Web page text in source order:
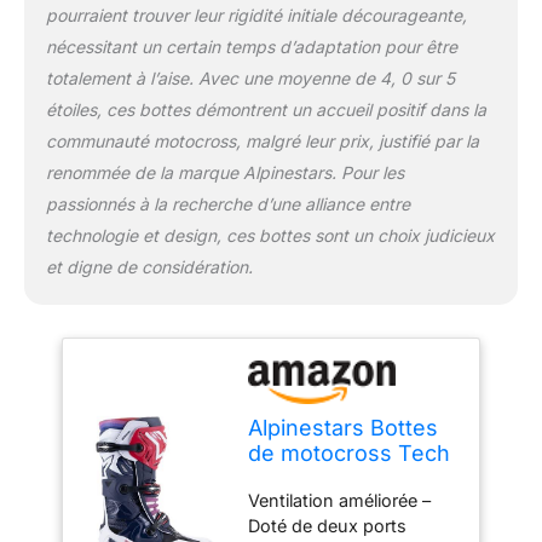
forgées à froid pour plus
résistance. Le système
de fermeture à boucle
dispose d'une mémoire
et d'un système de
libération
rapide/verrouillage avec
un design auto-alignant
pour une fermeture facile
Semelle repensée :
semelle entièrement
repensée avec sculpture
les performances du
repose-pied, l'adhérence
boue et de l'eau.
pourraient trouver leur rigidité initiale décourageante,
nécessitant un certain temps d’adaptation pour être
totalement à l’aise. Avec une moyenne de 4, 0 sur 5
étoiles, ces bottes démontrent un accueil positif dans la
communauté motocross, malgré leur prix, justifié par la
renommée de la marque Alpinestars. Pour les
passionnés à la recherche d’une alliance entre
technologie et design, ces bottes sont un choix judicieux
et digne de considération.
Alpinestars Bottes
de motocross Tech
haute performance
pour homme, Bleu
Ventilation améliorée –
Doté de deux ports